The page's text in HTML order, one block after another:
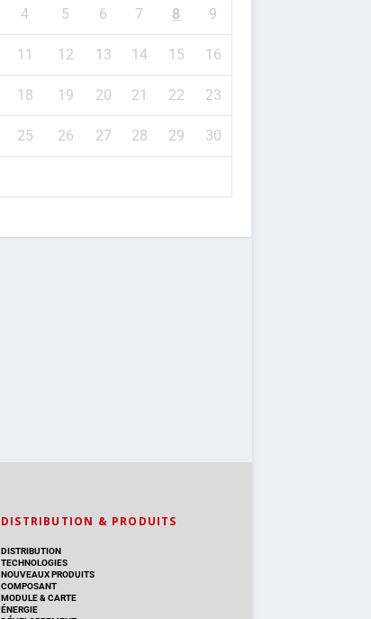
4 5 6 7 8 9
11 12 13 14 15 16
18 19 20 21 22 23
25 26 27 28 29 30
DISTRIBUTION & PRODUITS
DISTRIBUTION
TECHNOLOGIES
NOUVEAUX PRODUITS
COMPOSANT
MODULE & CARTE
ÉNERGIE